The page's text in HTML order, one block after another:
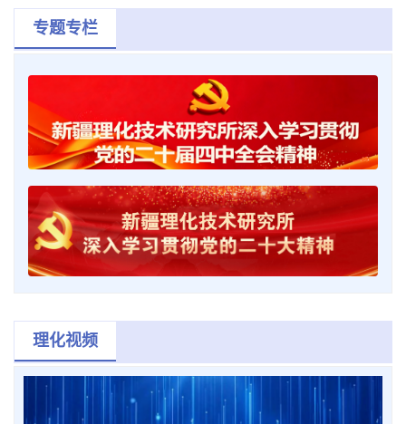
专题专栏
理化视频